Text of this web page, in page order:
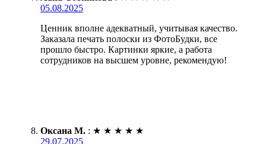
05.08.2025
Ценник вполне адекватный, учитывая качество.
Заказала печать полоски из ФотоБудки, все
прошло быстро. Картинки яркие, а работа
сотрудников на высшем уровне, рекомендую!
Оксана М. : ★ ★ ★ ★ ★
29.07.2025